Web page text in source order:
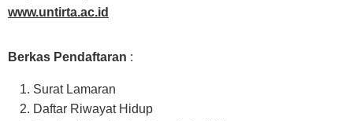
www.untirta.ac.id
Berkas Pendaftaran :
Surat Lamaran
Daftar Riwayat Hidup